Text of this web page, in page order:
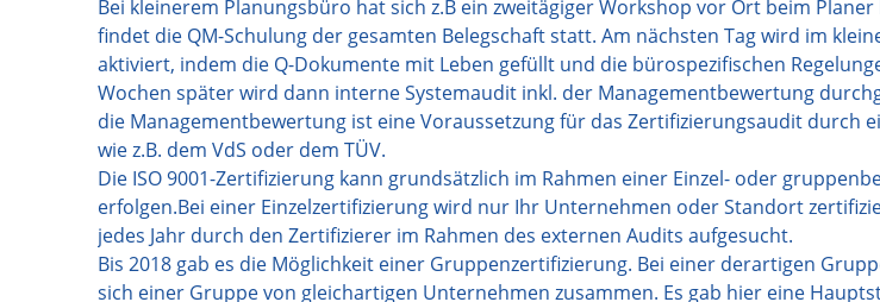
Bei kleinerem Planungsbüro hat sich z.B ein zweitägiger Workshop vor Ort beim
findet die QM-Schulung der gesamten Belegschaft statt. Am nächsten Tag wird im
aktiviert, indem die Q-Dokumente mit Leben gefüllt und die bürospezifischen
Wochen später wird dann interne Systemaudit inkl. der Managementbewertung
die Managementbewertung ist eine Voraussetzung für das Zertifizierungsaudit durch
wie z.B. dem VdS oder dem TÜV.
Die ISO 9001-Zertifizierung kann grundsätzlich im Rahmen einer Einzel- oder
erfolgen.Bei einer Einzelzertifizierung wird nur Ihr Unternehmen oder Standort
jedes Jahr durch den Zertifizierer im Rahmen des externen Audits aufgesucht.
Bis 2018 gab es die Möglichkeit einer Gruppenzertifizierung. Bei einer derartigen
sich einer Gruppe von gleichartigen Unternehmen zusammen. Es gab hier eine